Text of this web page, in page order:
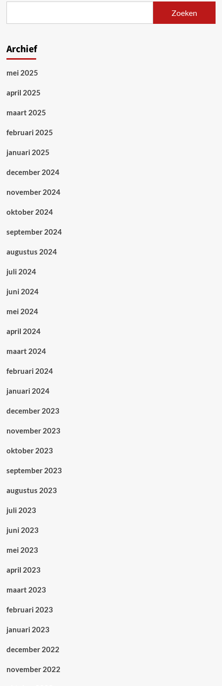
Zoeken
Archief
mei 2025
april 2025
maart 2025
februari 2025
januari 2025
december 2024
november 2024
oktober 2024
september 2024
augustus 2024
juli 2024
juni 2024
mei 2024
april 2024
maart 2024
februari 2024
januari 2024
december 2023
november 2023
oktober 2023
september 2023
augustus 2023
juli 2023
juni 2023
mei 2023
april 2023
maart 2023
februari 2023
januari 2023
december 2022
november 2022